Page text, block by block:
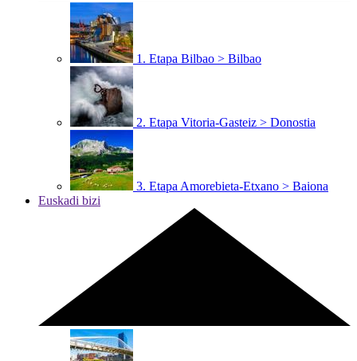
1. Etapa Bilbao > Bilbao
2. Etapa Vitoria-Gasteiz > Donostia
3. Etapa Amorebieta-Etxano > Baiona
Euskadi bizi